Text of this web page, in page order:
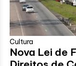
Cultura
Nova Lei de